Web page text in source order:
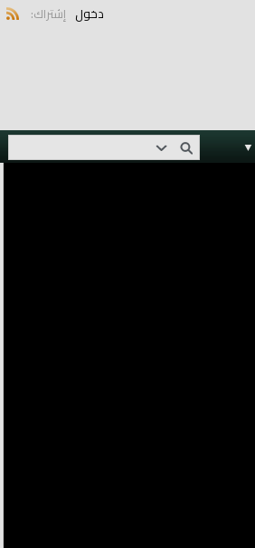
دخول إشتراك:
▼